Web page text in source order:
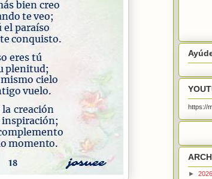
https://
► 2026